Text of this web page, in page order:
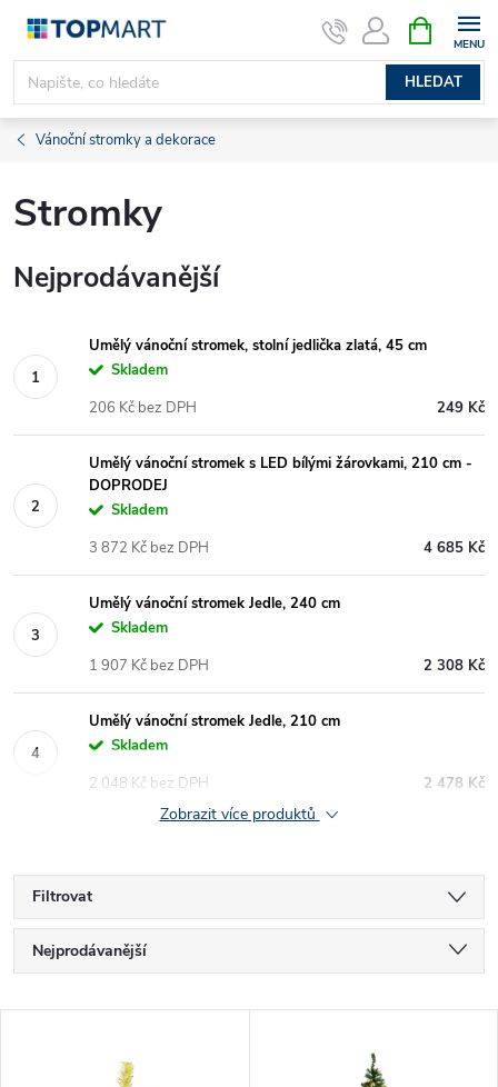
Přejít
obsah
HLEDAT
NÁKUPNÍ
KOŠÍK
Vánoční stromky a dekorace
Stromky
Nejprodávanější
Umělý vánoční stromek, stolní jedlička zlatá, 45 cm
Skladem
249 Kč
206 Kč bez DPH
Umělý vánoční stromek s LED bílými žárovkami, 210 cm -
DOPRODEJ
Skladem
4 685 Kč
3 872 Kč bez DPH
Umělý vánoční stromek Jedle, 240 cm
Skladem
2 308 Kč
1 907 Kč bez DPH
Umělý vánoční stromek Jedle, 210 cm
Skladem
2 478 Kč
2 048 Kč bez DPH
Zobrazit více produktů
Filtrovat
Ř
a
Nejprodávanější